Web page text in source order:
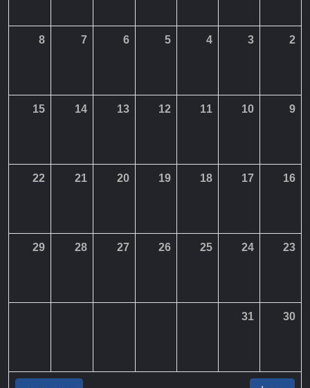
2
3
4
5
6
7
8
9
10
11
12
13
14
15
16
17
18
19
20
21
22
23
24
25
26
27
28
29
30
31